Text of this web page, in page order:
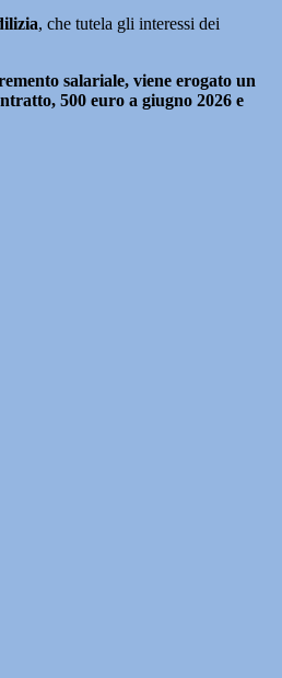
, che tutela gli interessi dei
salariale, viene erogato un
500 euro a giugno 2026 e